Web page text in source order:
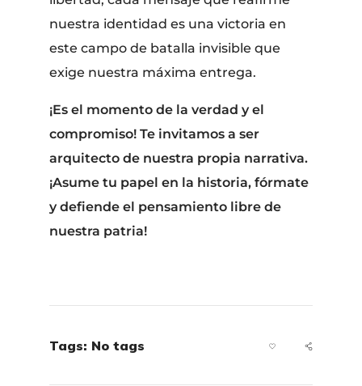
nuestra identidad es una victoria en
este campo de batalla invisible que
exige nuestra máxima entrega.
¡Es el momento de la verdad y el
compromiso! Te invitamos a ser
arquitecto de nuestra propia narrativa.
¡Asume tu papel en la historia, fórmate
y defiende el pensamiento libre de
nuestra patria!
Tags: No tags